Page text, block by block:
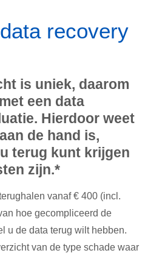
recovery
is uniek, daarom
een data
Hierdoor weet
de hand is,
terug kunt krijgen
zijn.*
vanaf € 400 (incl.
hoe gecompliceerd de
u de data terug wilt hebben.
van de type schade waar